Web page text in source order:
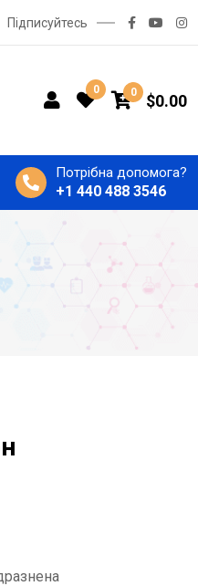
Підписуйтесь
0 0 $0.00
Потрібна допомога?
+1 440 488 3546